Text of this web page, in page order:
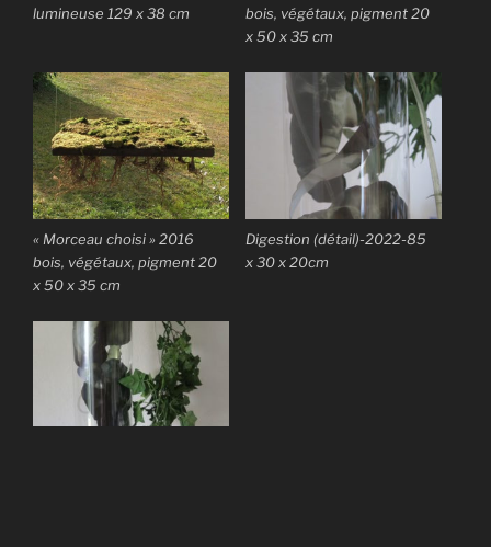
lumineuse 129 x 38 cm
bois, végétaux, pigment 20
x 50 x 35 cm
« Morceau choisi » 2016
bois, végétaux, pigment 20
x 50 x 35 cm
Digestion (détail)-2022-85
x 30 x 20cm